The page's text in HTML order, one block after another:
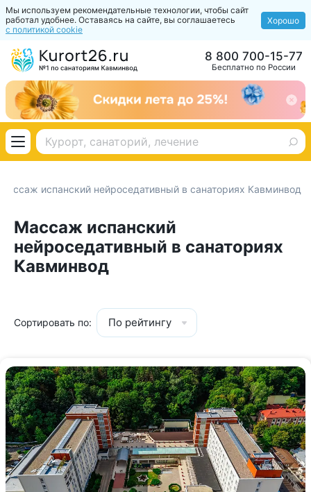
Мы используем рекомендательные технологии, чтобы сайт
работал удобнее. Оставаясь на сайте, вы соглашаетесь
с политикой cookie
Хорошо
Бесплатно по России
8 800 700-15-77
Массаж испанский нейроседативный в санаториях Кавминвод
Массаж испанский
нейроседативный в санаториях
Кавминвод
Сортировать по: По рейтингу